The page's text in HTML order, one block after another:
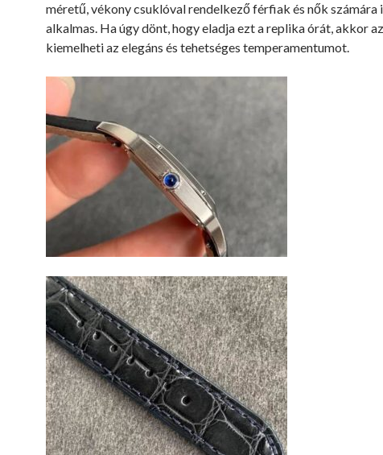
méretű, vékony csuklóval rendelkező férfiak és nők számára
alkalmas. Ha úgy dönt, hogy eladja ezt a replika órát, akkor az
kiemelheti az elegáns és tehetséges temperamentumot.